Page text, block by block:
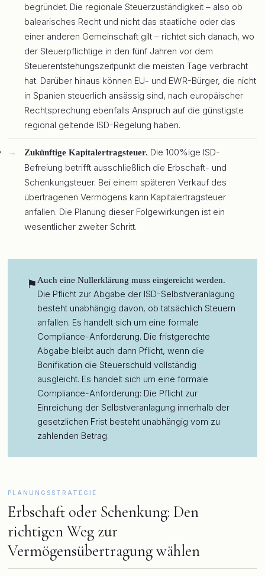
begründet. Die regionale Steuerzuständigkeit – also ob
balearisches Recht und nicht das staatliche oder das
einer anderen Gemeinschaft gilt – richtet sich danach, wo
der Steuerpflichtige in den fünf Jahren vor dem
Steuerentstehungszeitpunkt die meisten Tage verbracht
hat. Darüber hinaus können EU- und EWR-Bürger, die nicht
in Spanien steuerlich ansässig sind, nach europäischer
Rechtsprechung ebenfalls Anspruch auf die günstigste
regional geltende ISD-Regelung haben.
Zukünftige Kapitalertragsteuer. Die 100%ige ISD-
Befreiung betrifft ausschließlich die Erbschaft- und
Schenkungsteuer. Bei einem späteren Verkauf des
übertragenen Vermögens kann Kapitalertragsteuer
anfallen. Die Planung dieser Folgewirkungen ist ein
wesentlicher zweiter Schritt.
⚑ Auch eine Nullerklärung muss eingereicht werden.
Die Pflicht zur Abgabe der ISD-Selbstveranlagung
besteht unabhängig davon, ob tatsächlich Steuern
anfallen. Es handelt sich um eine formale
Compliance-Anforderung. Die fristgerechte
Abgabe bleibt auch dann Pflicht, wenn die
Bonifikation die Steuerschuld vollständig
ausgleicht. Es handelt sich um eine formale
Compliance-Anforderung: Die Pflicht zur
Einreichung der Selbstveranlagung innerhalb der
gesetzlichen Frist besteht unabhängig vom zu
zahlenden Betrag.
PLANUNGSSTRATEGIE
Erbschaft oder Schenkung: Den
richtigen Weg zur
Vermögensübertragung wählen